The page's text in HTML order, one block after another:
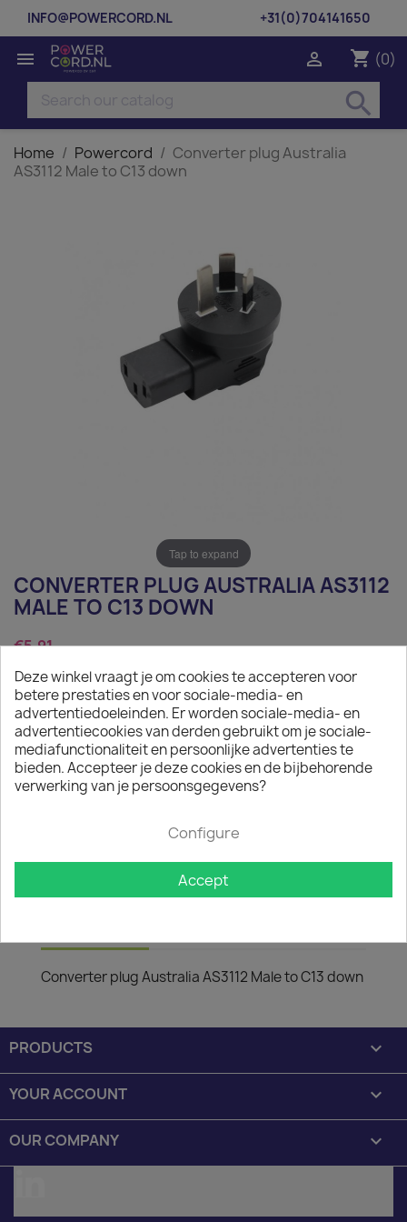
INFO@POWERCORD.NL +31(0)704141650
 shopping_cart (0)

search
Home Powercord
Converter plug Australia
AS3112 Male to C13 down
Tap to expand
CONVERTER PLUG AUSTRALIA AS3112
MALE TO C13 DOWN
€5.91
Tax excluded
Converter plug Australia AS3112 Male to C13 down
Quantity
 ADD TO CART
The minimum purchase order quantity for the product is
50.
Converter plug Australia AS3112 Male to C13 down
PRODUCTS 
YOUR ACCOUNT 
OUR COMPANY 
Deze winkel vraagt je om cookies te accepteren voor
betere prestaties en voor sociale-media- en
advertentiedoeleinden. Er worden sociale-media- en
advertentiecookies van derden gebruikt om je sociale-
mediafunctionaliteit en persoonlijke advertenties te
bieden. Accepteer je deze cookies en de bijbehorende
verwerking van je persoonsgegevens?
Configure
Accept